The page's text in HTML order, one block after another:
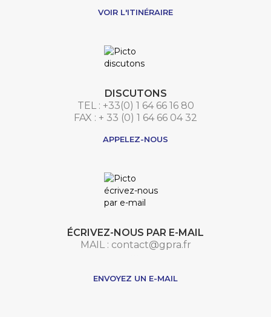
VOIR L'ITINÉRAIRE
DISCUTONS
TEL : +33(0) 1 64 66 16 80
FAX : + 33 (0) 1 64 66 04 32
APPELEZ-NOUS
ÉCRIVEZ-NOUS PAR E-MAIL
MAIL : contact@gpra.fr
ENVOYEZ UN E-MAIL